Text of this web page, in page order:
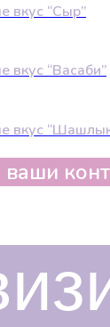
вкус “Сыр”
вкус “Васаби”
вкус
ваши